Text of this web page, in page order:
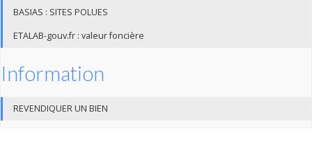
BASIAS : SITES POLUES
ETALAB-gouv.fr : valeur foncière
Information
REVENDIQUER UN BIEN